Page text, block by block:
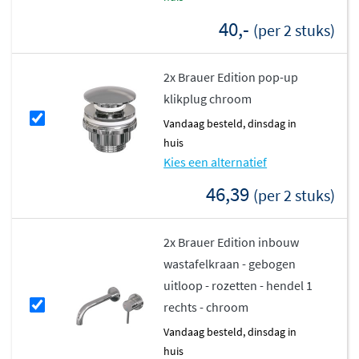
40,- (per 2 stuks)
2x Brauer Edition pop-up
klikplug chroom
vandaag besteld, dinsdag in
huis
Kies een alternatief
46,39 (per 2 stuks)
2x Brauer Edition inbouw
wastafelkraan - gebogen
uitloop - rozetten - hendel 1
rechts - chroom
vandaag besteld, dinsdag in
huis